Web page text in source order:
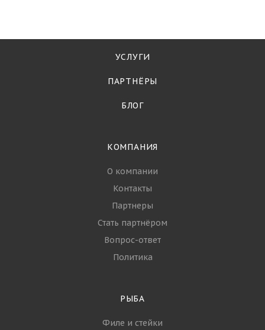
УСЛУГИ
ПАРТНЁРЫ
БЛОГ
КОМПАНИЯ
О компании
Контакты
Партнеры
Стать партнёром
Вопрос-ответ
Политика
РЫБА
Филе и стейки